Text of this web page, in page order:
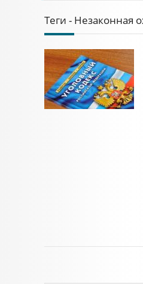
Теги - Незаконная